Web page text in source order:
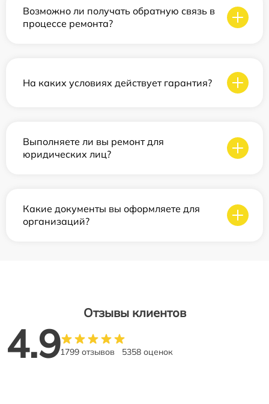
Возможно ли получать обратную связь в
процессе ремонта?
На каких условиях действует гарантия?
Выполняете ли вы ремонт для
юридических лиц?
Какие документы вы оформляете для
организаций?
Отзывы клиентов
4.91799 отзывов 5358 оценок